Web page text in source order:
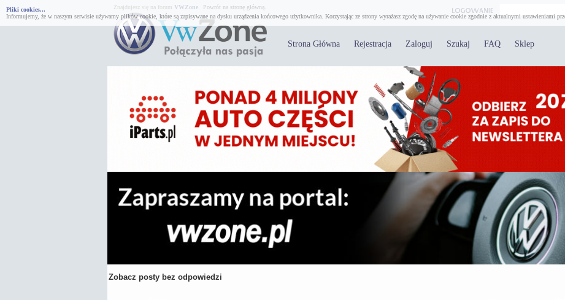
Pliki cookies...
Informujemy, że w naszym serwisie używamy plików cookie, które są zapisywane na dysku urządzenia końcowego użytkownika. Korzystając ze strony wyrażasz zgodę na używanie cookie zgodnie z aktualnymi ustawieniami
Znajdujesz się na forum VWZone. Powrót na stronę główną.
Strona Główna Rejestracja Zaloguj Szukaj FAQ Sklep
Zobacz posty bez odpowiedzi